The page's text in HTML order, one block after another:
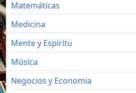
Matemáticas
Medicina
Mente y Espíritu
Música
Negocios y Economia